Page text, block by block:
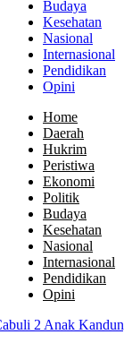
Budaya
Kesehatan
Nasional
Internasional
Pendidikan
Opini
Home
Daerah
Hukrim
Peristiwa
Ekonomi
Politik
Budaya
Kesehatan
Nasional
Internasional
Pendidikan
Opini
Anak